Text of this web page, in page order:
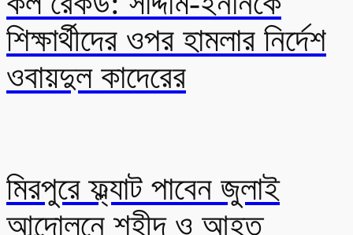
শিক্ষার্থীদের ওপর হামলার নির্দেশ
ওবায়দুল কাদেরের
মিরপুরে ফ্ল্যাট পাবেন জুলাই
আন্দোলনে শহীদ ও আহত